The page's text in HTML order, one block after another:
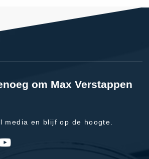
om Max Verstappen
media en blijf op de hoogte.